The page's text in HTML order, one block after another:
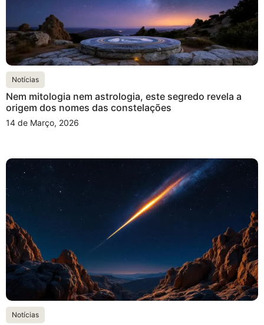
Notícias
Nem mitologia nem astrologia, este segredo revela a
origem dos nomes das constelações
14 de Março, 2026
Notícias